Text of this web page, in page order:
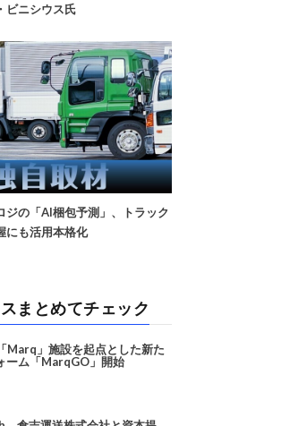
ビニシウス氏
ジの「AI梱包予測」、トラック
にも活用本格化
スまとめてチェック
Marq」施設を起点とした新た
ーム「MarqGO」開始